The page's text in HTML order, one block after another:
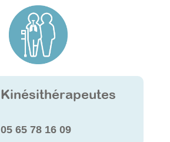
Kinésithérapeutes
05 65 78 16 09